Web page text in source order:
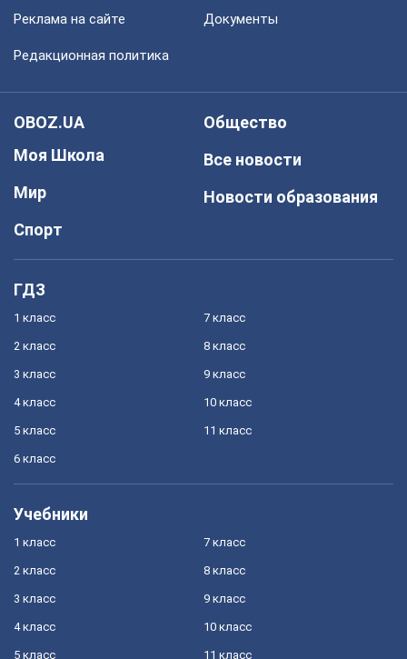
Реклама на сайте Документы
Редакционная политика
OBOZ.UA
Моя Школа
Мир
Спорт
Общество
Все новости
Новости образования
ГДЗ
1 класс
2 класс
3 класс
4 класс
5 класс
6 класс
7 класс
8 класс
9 класс
10 класс
11 класс
Учебники
1 класс
2 класс
3 класс
4 класс
5 класс
7 класс
8 класс
9 класс
10 класс
11 класс